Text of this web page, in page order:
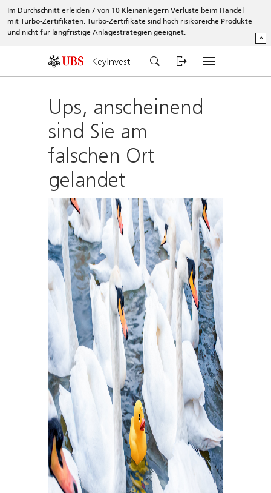
Im Durchschnitt erleiden 7 von 10 Kleinanlegern Verluste beim Handel
mit Turbo-Zertifikaten. Turbo-Zertifikate sind hoch risikoreiche Produkte
und nicht für langfristige Anlagestrategien geeignet.
^
KeyInvest
Ups, anscheinend
sind Sie am
falschen Ort
gelandet